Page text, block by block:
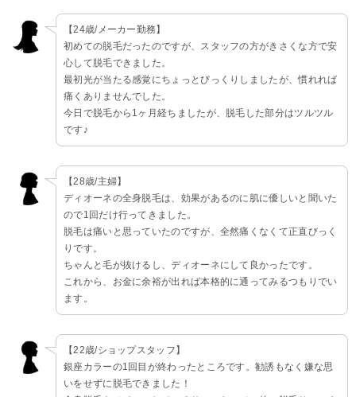
【24歳/メーカー勤務】
初めての脱毛だったのですが、スタッフの方がきさくな方で安
心して脱毛できました。
最初光が当たる感覚にちょっとびっくりしましたが、慣れれば
痛くありませんでした。
今日で脱毛から1ヶ月経ちましたが、脱毛した部分はツルツル
です♪
【28歳/主婦】
ディオーネの全身脱毛は、効果があるのに肌に優しいと聞いた
ので1回だけ行ってきました。
脱毛は痛いと思っていたのですが、全然痛くなくて正直びっく
りです。
ちゃんと毛が抜けるし、ディオーネにして良かったです。
これから、お金に余裕が出れば本格的に通ってみるつもりでい
ます。
【22歳/ショップスタッフ】
銀座カラーの1回目が終わったところです。勧誘もなく嫌な思
いをせずに脱毛できました！